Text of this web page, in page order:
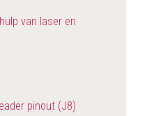
van laser en
pinout (J8)